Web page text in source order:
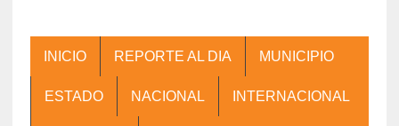
INICIO REPORTE AL DIA MUNICIPIO
ESTADO NACIONAL INTERNACIONAL